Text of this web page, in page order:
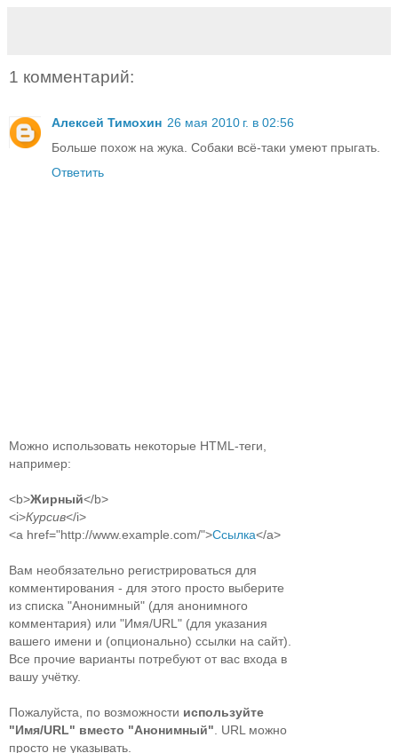
1 комментарий:
Алексей Тимохин 26 мая 2010 г. в 02:56
Больше похож на жука. Собаки всё-таки умеют прыгать.
Ответить
Можно использовать некоторые HTML-теги,
например:
<b>Жирный</b>
<i>Курсив</i>
<a href="http://www.example.com/">Ссылка</a>
Вам необязательно регистрироваться для
комментирования - для этого просто выберите
из списка "Анонимный" (для анонимного
комментария) или "Имя/URL" (для указания
вашего имени и (опционально) ссылки на сайт).
Все прочие варианты потребуют от вас входа в
вашу учётку.
Пожалуйста, по возможности используйте
"Имя/URL" вместо "Анонимный" . URL можно
просто не указывать.